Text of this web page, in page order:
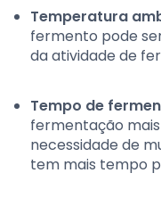
Temperatura
fermento pode
da atividade de
Tempo de
fermentação
necessidade de
tem mais tempo